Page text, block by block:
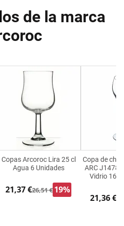
de la marca
Copas Arcoroc Lira 25 cl
Agua 6 Unidades
21,37 €26,51 € 19%
Copa de
ARC J1478
Vidrio 160
21,36 €